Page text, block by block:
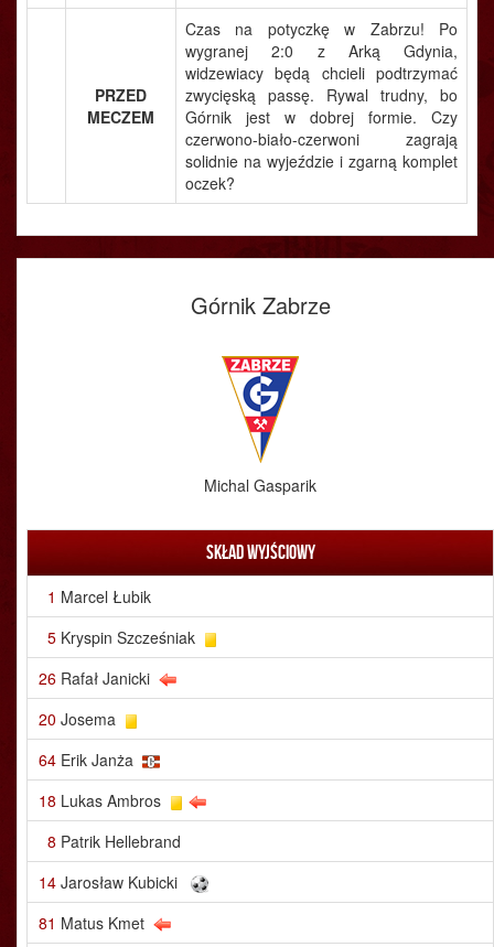
PRZED
MECZEM
Czas na potyczkę w Zabrzu! Po
wygranej 2:0 z Arką Gdynia,
widzewiacy będą chcieli podtrzymać
zwycięską passę. Rywal trudny, bo
Górnik jest w dobrej formie. Czy
czerwono-biało-czerwoni zagrają
solidnie na wyjeździe i zgarną komplet
oczek?
Górnik Zabrze
Michal Gasparik
Skład wyjściowy
1 Marcel Łubik
5 Kryspin Szcześniak
26 Rafał Janicki
20 Josema
64 Erik Janża
18 Lukas Ambros
8 Patrik Hellebrand
14 Jarosław Kubicki
81 Matus Kmet